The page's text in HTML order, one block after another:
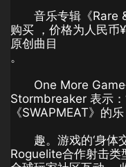
音乐专辑《Rare
购买 ，价格为人民
原创曲目
。
One More
Stormbreaker 表⽰：
《SWAPMEAT》的乐
趣。游戏的‘身体
Roguelite合作射击类